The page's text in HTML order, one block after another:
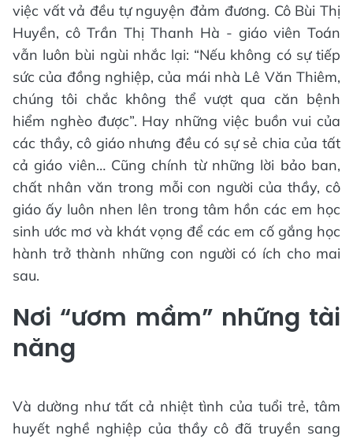
việc vất vả đều tự nguyện đảm đương. Cô Bùi Thị
Huyền, cô Trần Thị Thanh Hà - giáo viên Toán
vẫn luôn bùi ngùi nhắc lại: “Nếu không có sự tiếp
sức của đồng nghiệp, của mái nhà Lê Văn Thiêm,
chúng tôi chắc không thể vượt qua căn bệnh
hiểm nghèo được”. Hay những việc buồn vui của
các thầy, cô giáo nhưng đều có sự sẻ chia của tất
cả giáo viên… Cũng chính từ những lời bảo ban,
chất nhân văn trong mỗi con người của thầy, cô
giáo ấy luôn nhen lên trong tâm hồn các em học
sinh ước mơ và khát vọng để các em cố gắng học
hành trở thành những con người có ích cho mai
sau.
Nơi “ươm mầm” những tài
năng
Và dường như tất cả nhiệt tình của tuổi trẻ, tâm
huyết nghề nghiệp của thầy cô đã truyền sang